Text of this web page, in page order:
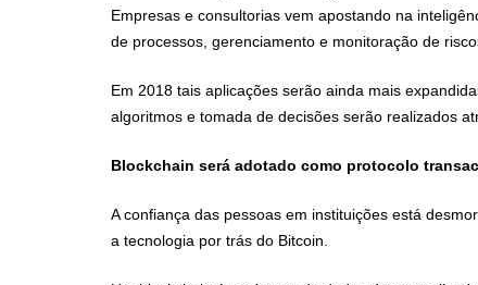
Empresas e consultorias vem apostando na
de processos, gerenciamento e monitoração de
Em 2018 tais aplicações serão ainda mais
algoritmos e tomada de decisões serão realizados
Blockchain será adotado como protocolo
A confiança das pessoas em instituições está
a tecnologia por trás do Bitcoin.